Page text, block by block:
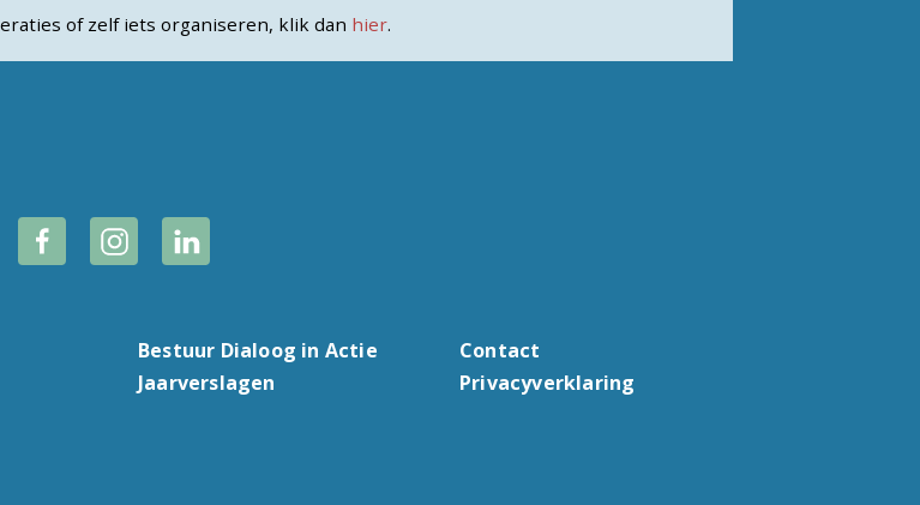
of zelf iets organiseren, klik dan hier.
Bestuur Dialoog in Actie
Jaarverslagen
Contact
Privacyverklaring